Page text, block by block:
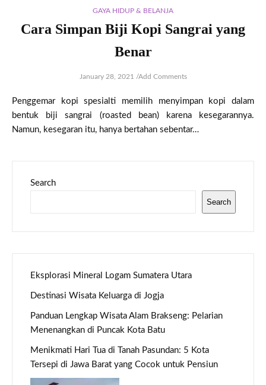
GAYA HIDUP & BELANJA
Cara Simpan Biji Kopi Sangrai yang
Benar
January 28, 2021 /Add Comments
Penggemar kopi spesialti memilih menyimpan kopi dalam
bentuk biji sangrai (roasted bean) karena kesegarannya.
Namun, kesegaran itu, hanya bertahan sebentar…
Search
Search
Eksplorasi Mineral Logam Sumatera Utara
Destinasi Wisata Keluarga di Jogja
Panduan Lengkap Wisata Alam Brakseng: Pelarian
Menenangkan di Puncak Kota Batu
Menikmati Hari Tua di Tanah Pasundan: 5 Kota
Tersepi di Jawa Barat yang Cocok untuk Pensiun